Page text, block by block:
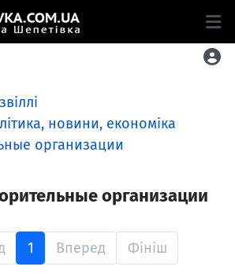
новини, економіка
организации
организации
1 Вперед Фініш